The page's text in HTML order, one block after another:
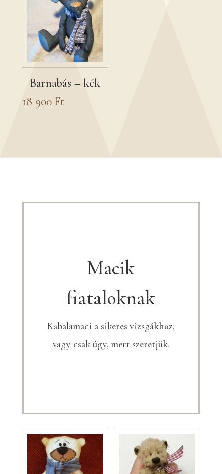
Barnabás – kék
18 900 Ft
Macik
fiataloknak
Kabalamaci a sikeres vizsgákhoz,
vagy csak úgy, mert szeretjük.